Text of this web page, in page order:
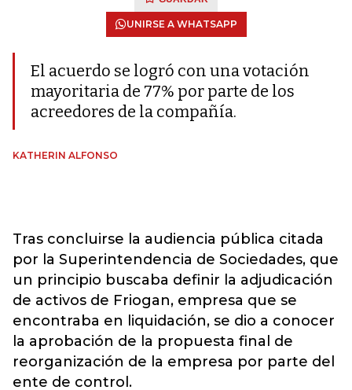
UNIRSE A WHATSAPP
El acuerdo se logró con una votación
mayoritaria de 77% por parte de los
acreedores de la compañía.
KATHERIN ALFONSO
Tras concluirse la audiencia pública citada
por la Superintendencia de Sociedades, que
un principio buscaba definir la adjudicación
de activos de Friogan, empresa que se
encontraba en liquidación, se dio a conocer
la aprobación de la propuesta final de
reorganización de la empresa por parte del
ente de control.